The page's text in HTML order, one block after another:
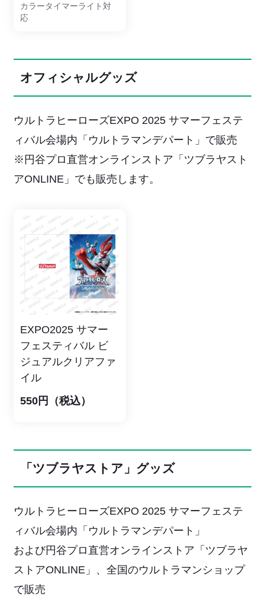
カラータイマーライト対
応
オフィシャルグッズ
ウルトラヒーローズEXPO 2025 サマーフェステ
ィバル会場内「ウルトラマンデパート」で販売
※円谷プロ直営オンラインストア「ツブラヤスト
アONLINE」でも販売します。
EXPO2025 サマー
フェスティバル ビ
ジュアルクリアファ
イル
550円（税込）
「ツブラヤストア」グッズ
ウルトラヒーローズEXPO 2025 サマーフェステ
ィバル会場内「ウルトラマンデパート」
および円谷プロ直営オンラインストア「ツブラヤ
ストアONLINE」、全国のウルトラマンショップ
で販売